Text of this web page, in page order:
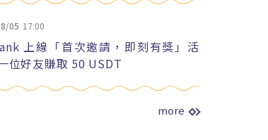
05 17:00
上線「首次邀請，即刻有獎」活
位好友賺取 50 USDT
more